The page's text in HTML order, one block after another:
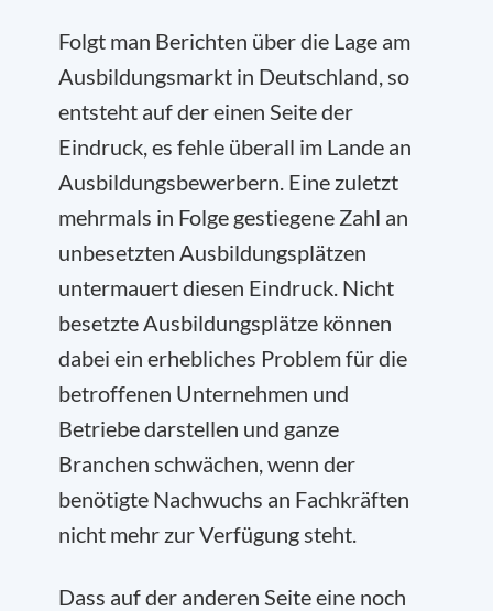
Folgt man Berichten über die Lage am
Ausbildungsmarkt in Deutschland, so
entsteht auf der einen Seite der
Eindruck, es fehle überall im Lande an
Ausbildungsbewerbern. Eine zuletzt
mehrmals in Folge gestiegene Zahl an
unbesetzten Ausbildungsplätzen
untermauert diesen Eindruck. Nicht
besetzte Ausbildungsplätze können
dabei ein erhebliches Problem für die
betroffenen Unternehmen und
Betriebe darstellen und ganze
Branchen schwächen, wenn der
benötigte Nachwuchs an Fachkräften
nicht mehr zur Verfügung steht.
Dass auf der anderen Seite eine noch